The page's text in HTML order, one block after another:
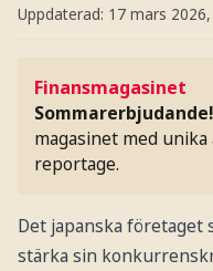
Uppdaterad: 17 mars
Finansmagasinet
magasinet med
reportage.
Det japanska företaget
stärka sin